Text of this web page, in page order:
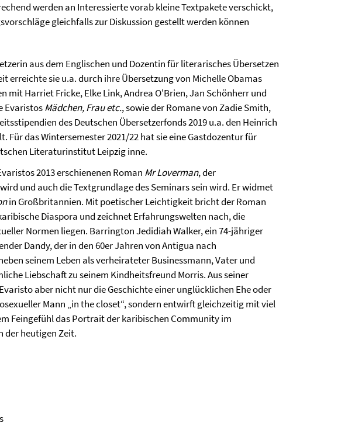
werden an Interessierte vorab kleine Textpakete verschickt,
gleichfalls zur Diskussion gestellt werden können
aus dem Englischen und Dozentin für literarisches Übersetzen
erreichte sie u.a. durch ihre Übersetzung von Michelle Obamas
mit Harriet Fricke, Elke Link, Andrea O'Brien, Jan Schönherr und
EvaristosMädchen, Frau etc., sowie der Romane von Zadie Smith,
des Deutschen Übersetzerfonds 2019 u.a. den Heinrich
Für das Wintersemester 2021/22 hat sie eine Gastdozentur für
Literaturinstitut Leipzig inne.
2013 erschienenen Roman Mr Loverman, der
und auch die Textgrundlage des Seminars sein wird. Er widmet
in Großbritannien. Mit poetischer Leichtigkeit bricht der Roman
Diaspora und zeichnet Erfahrungswelten nach, die
Normen liegen. Barrington Jedidiah Walker, ein 74-jähriger
Dandy, der in den 60er Jahren von Antigua nach
seinem Leben als verheirateter Businessmann, Vater und
Liebschaft zu seinem Kindheitsfreund Morris. Aus seiner
aber nicht nur die Geschichte einer unglücklichen Ehe oder
Mann „in the closet“, sondern entwirft gleichzeitig mit viel
Feingefühl das Portrait der karibischen Community im
heutigen Zeit.